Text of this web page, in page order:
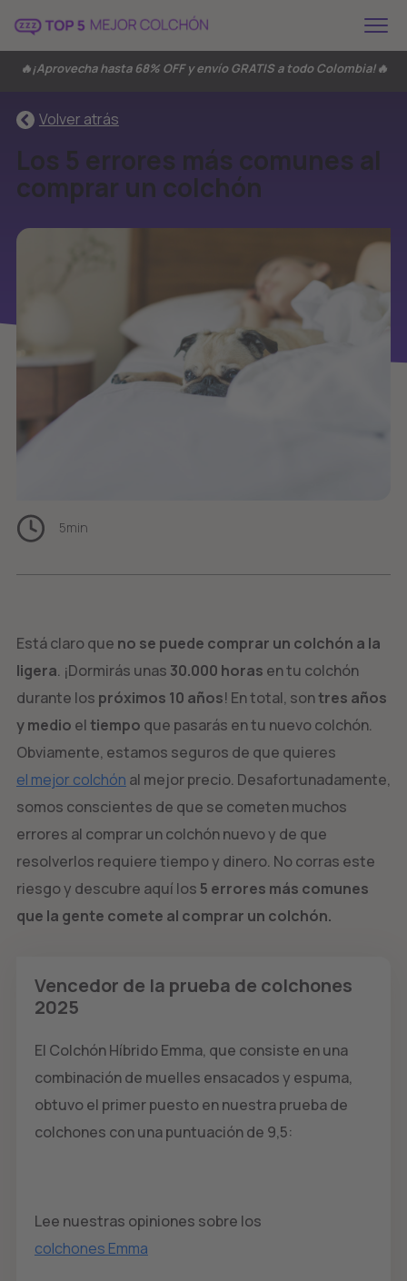
🔥¡Aprovecha hasta 68% OFF y envío GRATIS a todo Colombia!🔥
Volver atrás
Los 5 errores más comunes al
comprar un colchón
5min
Está claro que no se puede comprar un colchón a la
ligera. ¡Dormirás unas 30.000 horas en tu colchón
durante los próximos 10 años! En total, sontres años
y medio eltiempo que pasarás en tu nuevo colchón.
Obviamente, estamos seguros de que quieres
el mejor colchón al mejor precio. Desafortunadamente,
somos conscientes de que se cometen muchos
errores al comprar un colchón nuevo y de que
resolverlos requiere tiempo y dinero. No corras este
riesgo y descubre aquí los 5 errores más comunes
que la gente comete al comprar un colchón.
Vencedor de la prueba de colchones
2025
El Colchón Híbrido Emma, que consiste en una
combinación de muelles ensacados y espuma,
obtuvo el primer puesto en nuestra prueba de
colchones con una puntuación de 9,5:
Lee nuestras opiniones sobre los
colchones Emma